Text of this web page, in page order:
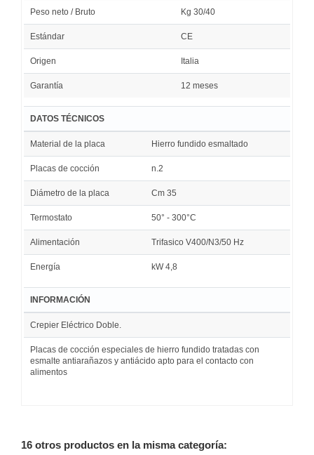
Peso neto / Bruto Kg 30/40
Estándar CE
Origen Italia
Garantía 12 meses
DATOS TÉCNICOS
Material de la placa Hierro fundido esmaltado
Placas de cocción n.2
Diámetro de la placa Cm 35
Termostato 50° - 300°C
Alimentación Trifasico V400/N3/50 Hz
Energía kW 4,8
INFORMACIÓN
Crepier Eléctrico Doble.
Placas de cocción especiales de hierro fundido tratadas con
esmalte antiarañazos y antiácido apto para el contacto con
alimentos
16 otros productos en la misma categoría: